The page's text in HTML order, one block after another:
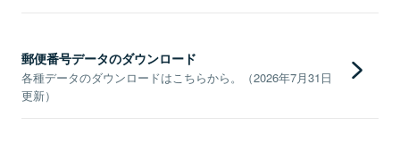
郵便番号データのダウンロード
各種データのダウンロードはこちらから。（2026年7月31日
更新）